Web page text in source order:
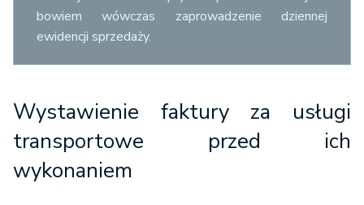
bowiem wówczas zaprowadzenie dziennej
ewidencji sprzedaży.
Wystawienie faktury za usługi
transportowe przed ich
wykonaniem